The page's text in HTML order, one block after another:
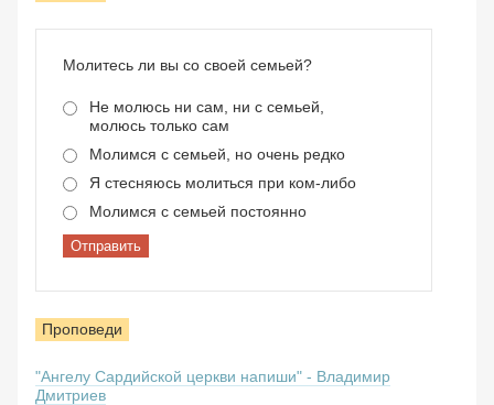
Молитесь ли вы со своей семьей?
Не молюсь ни сам, ни с семьей,
молюсь только сам
Молимся с семьей, но очень редко
Я стесняюсь молиться при ком-либо
Молимся с семьей постоянно
Отправить
Проповеди
"Ангелу Сардийской церкви напиши" - Владимир
Дмитриев